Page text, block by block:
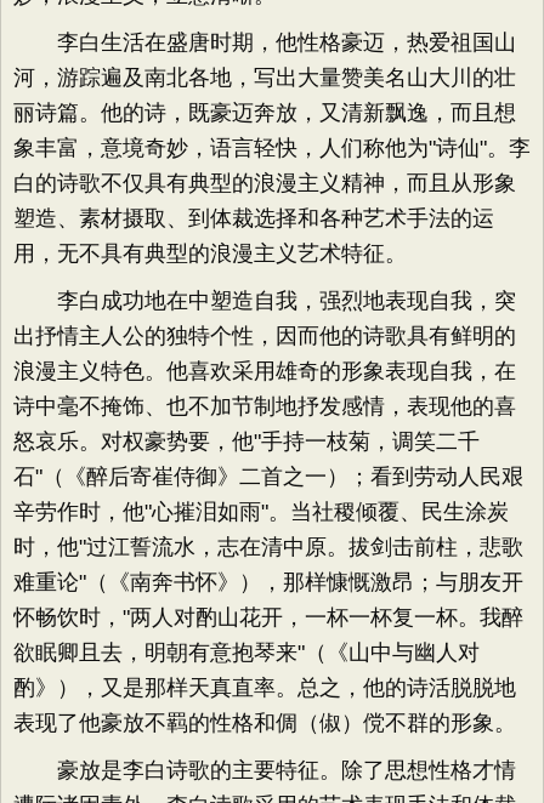
李白生活在盛唐时期，他性格豪迈，热爱祖国山
河，游踪遍及南北各地，写出大量赞美名山大川的壮
丽诗篇。他的诗，既豪迈奔放，又清新飘逸，而且想
象丰富，意境奇妙，语言轻快，人们称他为"诗仙"。李
白的诗歌不仅具有典型的浪漫主义精神，而且从形象
塑造、素材摄取、到体裁选择和各种艺术手法的运
用，无不具有典型的浪漫主义艺术特征。
李白成功地在中塑造自我，强烈地表现自我，突
出抒情主人公的独特个性，因而他的诗歌具有鲜明的
浪漫主义特色。他喜欢采用雄奇的形象表现自我，在
诗中毫不掩饰、也不加节制地抒发感情，表现他的喜
怒哀乐。对权豪势要，他"手持一枝菊，调笑二千
石"（《醉后寄崔侍御》二首之一）；看到劳动人民艰
辛劳作时，他"心摧泪如雨"。当社稷倾覆、民生涂炭
时，他"过江誓流水，志在清中原。拔剑击前柱，悲歌
难重论"（《南奔书怀》），那样慷慨激昂；与朋友开
怀畅饮时，"两人对酌山花开，一杯一杯复一杯。我醉
欲眠卿且去，明朝有意抱琴来"（《山中与幽人对
酌》），又是那样天真直率。总之，他的诗活脱脱地
表现了他豪放不羁的性格和倜（俶）傥不群的形象。
豪放是李白诗歌的主要特征。除了思想性格才情